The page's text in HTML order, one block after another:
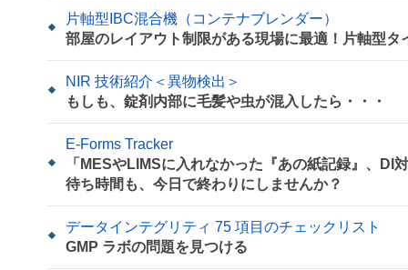
片軸型IBC混合機（コンテナブレンダー）
部屋のレイアウト制限がある現場に最適！片軸型タ
NIR 技術紹介＜異物検出＞
もしも、錠剤内部に毛髪や虫が混入したら・・・
E-Forms Tracker
「MESやLIMSに入れなかった『あの紙記録』、
待ち時間も、今日で終わりにしませんか？
データインテグリティ 75 項目のチェックリスト
GMP ラボの問題を見つける